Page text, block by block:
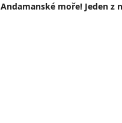
moře! Jeden